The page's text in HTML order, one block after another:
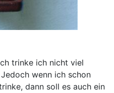
trinke ich nicht viel
wenn ich schon
dann soll es auch ein